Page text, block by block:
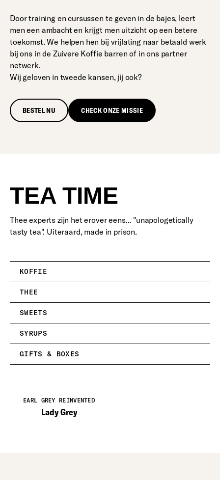
Door training en cursussen te geven in de bajes, leert
men een ambacht en krijgt men uitzicht op een betere
toekomst. We helpen hen bij vrijlating naar betaald werk
bij ons in de Zuivere Koffie barren of in ons partner
netwerk.
Wij geloven in tweede kansen, jij ook?
BESTEL NU CHECK ONZE MISSIE
TEA TIME
Thee experts zijn het erover eens... "unapologetically
tasty tea". Uiteraard, made in prison.
KOFFIE
THEE
SWEETS
SYRUPS
GIFTS & BOXES
EARL GREY REINVENTED
Lady Grey